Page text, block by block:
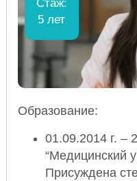
Стаж:
5 лет
Образование:
01.09.2014 г. –
“Медицинский
Присуждена